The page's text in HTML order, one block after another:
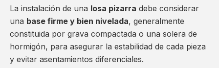
La instalación de una losa pizarra debe considerar
una base firme y bien nivelada, generalmente
constituida por grava compactada o una solera de
hormigón, para asegurar la estabilidad de cada pieza
y evitar asentamientos diferenciales.